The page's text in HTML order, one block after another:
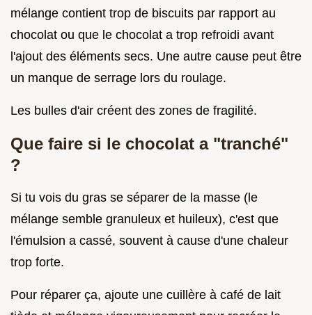
mélange contient trop de biscuits par rapport au
chocolat ou que le chocolat a trop refroidi avant
l'ajout des éléments secs. Une autre cause peut être
un manque de serrage lors du roulage.
Les bulles d'air créent des zones de fragilité.
Que faire si le chocolat a "tranché"
?
Si tu vois du gras se séparer de la masse (le
mélange semble granuleux et huileux), c'est que
l'émulsion a cassé, souvent à cause d'une chaleur
trop forte.
Pour réparer ça, ajoute une cuillère à café de lait